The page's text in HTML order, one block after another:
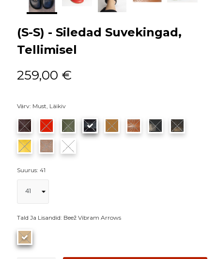
(S-S) - Siledad Suvekingad,
Tellimisel
259,00 €
Värv: Must, Läikiv
Suurus: 41
Tald Ja Lisandid: Beež Vibram Arrows